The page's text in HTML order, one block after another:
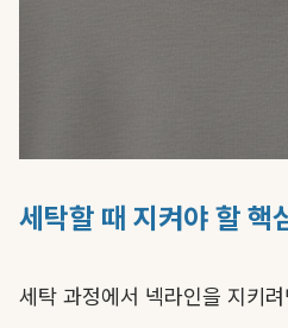
세탁할 때 지켜야 할 핵
세탁 과정에서 넥라인을 지키